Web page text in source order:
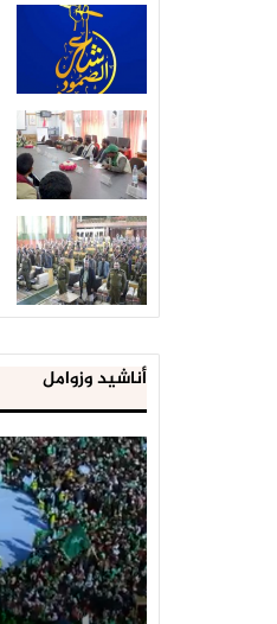
أناشيد وزوامل
العدو
الإسرائيلي
اعتقل
543
طفلا
فلسطينيا
خلال
يناير 31, 2021